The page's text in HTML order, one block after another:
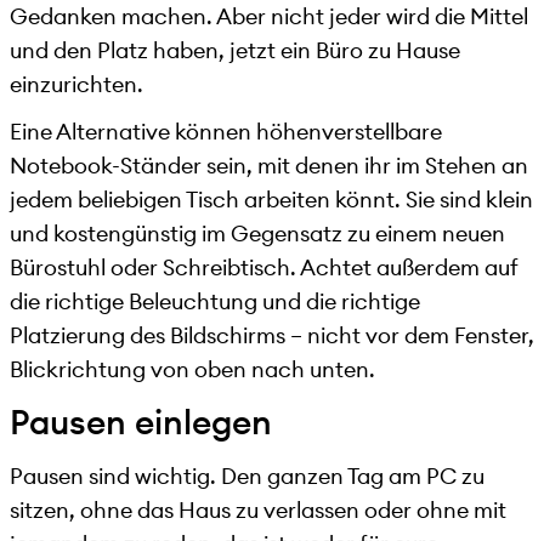
Gedanken machen. Aber nicht jeder wird die Mittel
und den Platz haben, jetzt ein Büro zu Hause
einzurichten.
Eine Alternative können höhenverstellbare
Notebook-Ständer sein, mit denen ihr im Stehen an
jedem beliebigen Tisch arbeiten könnt. Sie sind klein
und kostengünstig im Gegensatz zu einem neuen
Bürostuhl oder Schreibtisch. Achtet außerdem auf
die richtige Beleuchtung und die richtige
Platzierung des Bildschirms – nicht vor dem Fenster,
Blickrichtung von oben nach unten.
Pausen einlegen
Pausen sind wichtig. Den ganzen Tag am PC zu
sitzen, ohne das Haus zu verlassen oder ohne mit